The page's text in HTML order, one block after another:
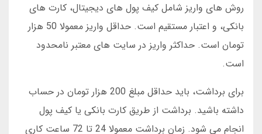
روش های واریز شامل کیف پول های دیجیتال، کارت های
بانکی، و اعتبار مستقیم است. حداقل واریز معمولا 50 هزار
تومان است. حداکثر واریز در سایت های معتبر نامحدود
است.
برای برداشت، باید حداقل مبلغ 200 هزار تومان در حساب
داشته باشید. برداشت از طریق کارت بانکی یا کیف پول
انجام می شود. زمان برداشت معمولا 24 تا 72 ساعت کاری